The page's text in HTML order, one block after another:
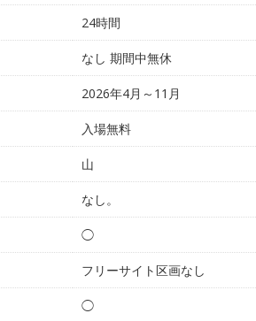
24時間
なし 期間中無休
2026年4月～11月
入場無料
山
なし。
◯
フリーサイト区画なし
◯